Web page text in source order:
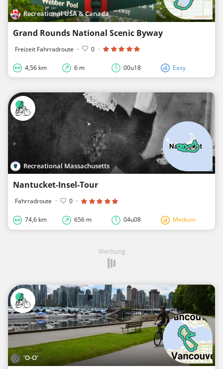
Recreational USA & Canada
Grand Rounds National Scenic Byway
Freizeit Fahrradroute · 0 ·
4,56 km 6 m 00u18 Easy
Recreational Massachusetts
Nantucket-Insel-Tour
Fahrradroute · 0 ·
74,6 km 656 m 04u08 Medium
Werbung
'O-O'